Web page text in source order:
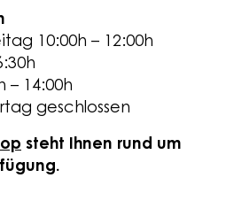
10:00h – 12:00h
– 14:00h
geschlossen
steht Ihnen rund um